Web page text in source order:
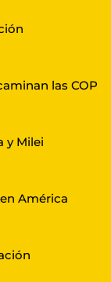
las COP
y Milei
América